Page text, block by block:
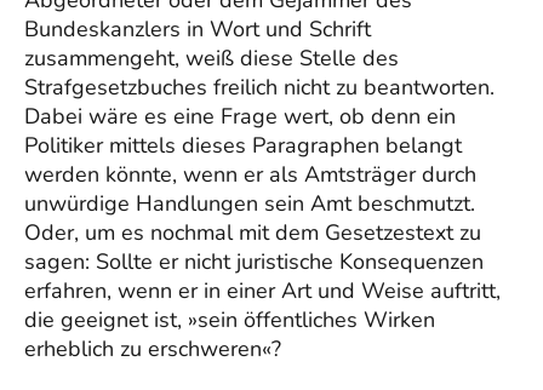
Bundeskanzlers in Wort und Schrift
zusammengeht, weiß diese Stelle des
Strafgesetzbuches freilich nicht zu beantworten.
Dabei wäre es eine Frage wert, ob denn ein
Politiker mittels dieses Paragraphen belangt
werden könnte, wenn er als Amtsträger durch
unwürdige Handlungen sein Amt beschmutzt.
Oder, um es nochmal mit dem Gesetzestext zu
sagen: Sollte er nicht juristische Konsequenzen
erfahren, wenn er in einer Art und Weise auftritt,
die geeignet ist, »sein öffentliches Wirken
erheblich zu erschweren«?